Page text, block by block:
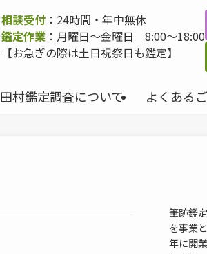
相談受付 ：24時間・年中無休
鑑定作業 ：月曜日〜金曜日 8:00〜18:00
【お急ぎの際は土日祝祭日も鑑定】
田村鑑定調査について よくある
筆跡鑑
を事業
年に開